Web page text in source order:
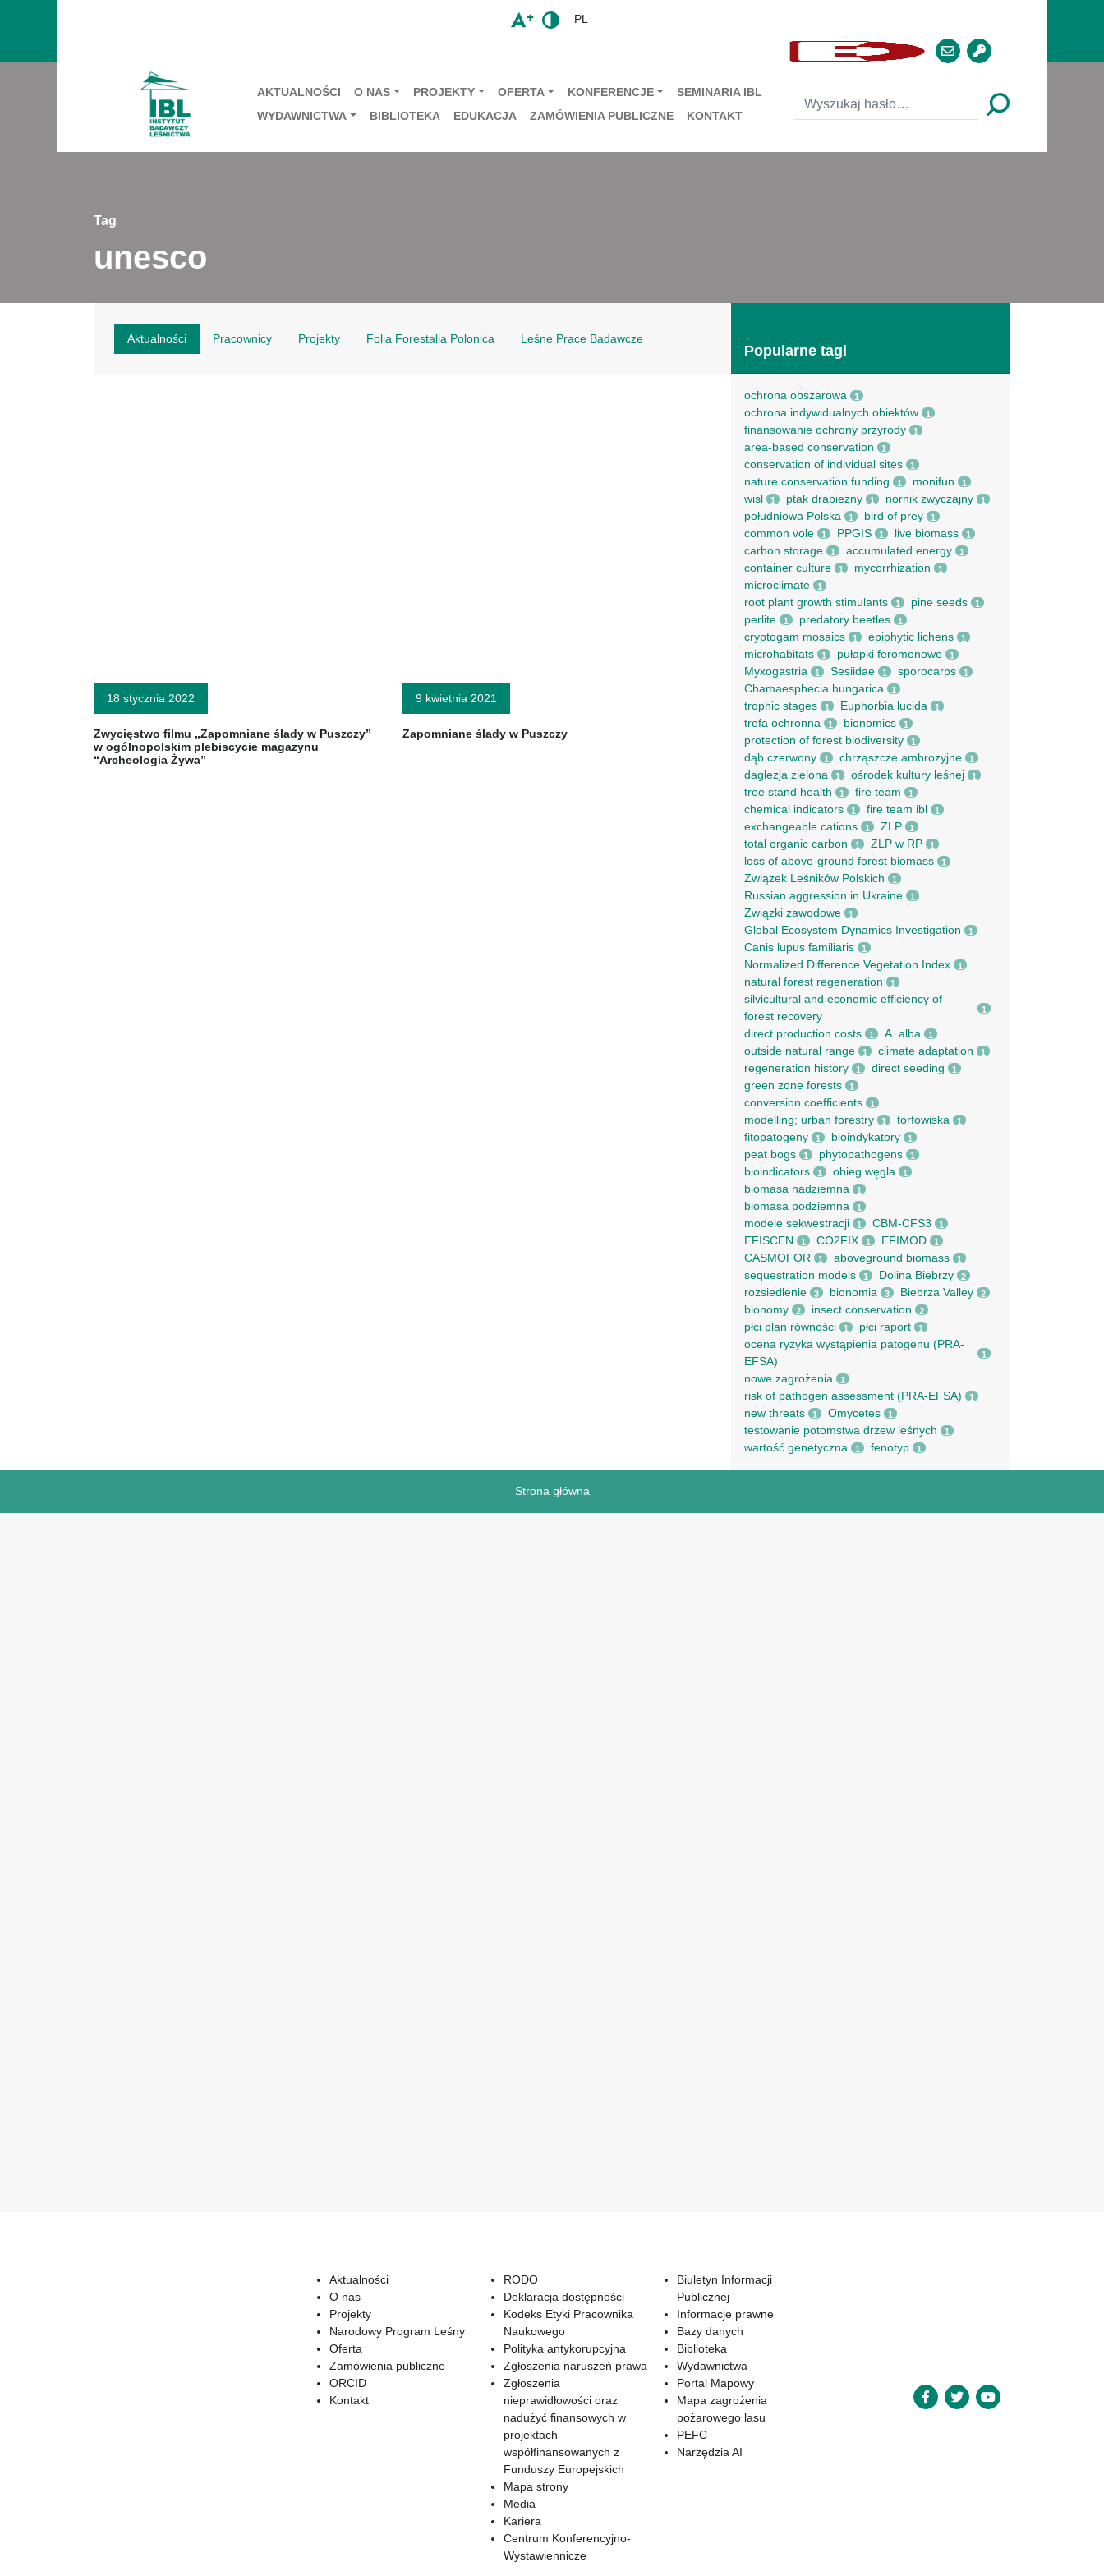
PL
AKTUALNOŚCI O NAS PROJEKTY OFERTA KONFERENCJE
SEMINARIA IBL
WYDAWNICTWA
BIBLIOTEKA EDUKACJA ZAMÓWIENIA PUBLICZNE KONTAKT
Tag
unesco
Aktualności Pracownicy Projekty Folia Forestalia Polonica Leśne Prace Badawcze
18 stycznia 2022
Zwycięstwo filmu „Zapomniane ślady w Puszczy”
w ogólnopolskim plebiscycie magazynu
“Archeologia Żywa”
9 kwietnia 2021
Zapomniane ślady w Puszczy
Popularne tagi
ochrona obszarowa 1
ochrona indywidualnych obiektów 1
finansowanie ochrony przyrody 1
area-based conservation 1
conservation of individual sites 1
nature conservation funding 1 monifun 1
wisl 1 ptak drapieżny 1 nornik zwyczajny 1
południowa Polska 1 bird of prey 1
common vole 1 PPGIS 1 live biomass 1
carbon storage 1 accumulated energy 1
container culture 1 mycorrhization 1
microclimate 1
root рlant growth stimulants 1 pine seeds 1
perlite 1 predatory beetles 1
cryptogam mosaics 1 epiphytic lichens 1
microhabitats 1 pułapki feromonowe 1
Myxogastria 1 Sesiidae 1 sporocarps 1
Chamaesphecia hungarica 1
trophic stages 1 Euphorbia lucida 1
trefa ochronna 1 bionomics 1
protection of forest biodiversity 1
dąb czerwony 1 chrząszcze ambrozyjne 1
daglezja zielona 1 ośrodek kultury leśnej 1
tree stand health 1 fire team 1
chemical indicators 1 fire team ibl 1
exchangeable cations 1 ZLP 1
total organic carbon 1 ZLP w RP 1
loss of above-ground forest biomass 1
Związek Leśników Polskich 1
Russian aggression in Ukraine 1
Związki zawodowe 1
Global Ecosystem Dynamics Investigation 1
Canis lupus familiaris 1
Normalized Difference Vegetation Index 1
natural forest regeneration 1
silvicultural and economic efficiency of
forest recovery
1
direct production costs 1 A. alba 1
outside natural range 1 climate adaptation 1
regeneration history 1 direct seeding 1
green zone forests 1
conversion coefficients 1
modelling; urban forestry 1 torfowiska 1
fitopatogeny 1 bioindykatory 1
peat bogs 1 phytopathogens 1
bioindicators 1 obieg węgla 1
biomasa nadziemna 1
biomasa podziemna 1
modele sekwestracji 1 CBM-CFS3 1
EFISCEN 1 CO2FIX 1 EFIMOD 1
CASMOFOR 1 aboveground biomass 1
sequestration models 1 Dolina Biebrzy 2
rozsiedlenie 3 bionomia 3 Biebrza Valley 2
bionomy 2 insect conservation 2
płci plan równości 1 płci raport 1
ocena ryzyka wystąpienia patogenu (PRA-
EFSA)
1
nowe zagrożenia 1
risk of pathogen assessment (PRA-EFSA) 1
new threats 1 Omycetes 1
testowanie potomstwa drzew leśnych 1
wartość genetyczna 1 fenotyp 1
Strona główna
Aktualności
O nas
Projekty
Narodowy Program Leśny
Oferta
Zamówienia publiczne
ORCID
Kontakt
RODO
Deklaracja dostępności
Kodeks Etyki Pracownika
Naukowego
Polityka antykorupcyjna
Zgłoszenia naruszeń prawa
Zgłoszenia
nieprawidłowości oraz
nadużyć finansowych w
projektach
współfinansowanych z
Funduszy Europejskich
Mapa strony
Media
Kariera
Centrum Konferencyjno-
Wystawiennicze
Biuletyn Informacji
Publicznej
Informacje prawne
Bazy danych
Biblioteka
Wydawnictwa
Portal Mapowy
Mapa zagrożenia
pożarowego lasu
PEFC
Narzędzia AI